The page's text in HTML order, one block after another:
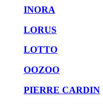
INORA
LORUS
LOTTO
OOZOO
PIERRE CARDIN